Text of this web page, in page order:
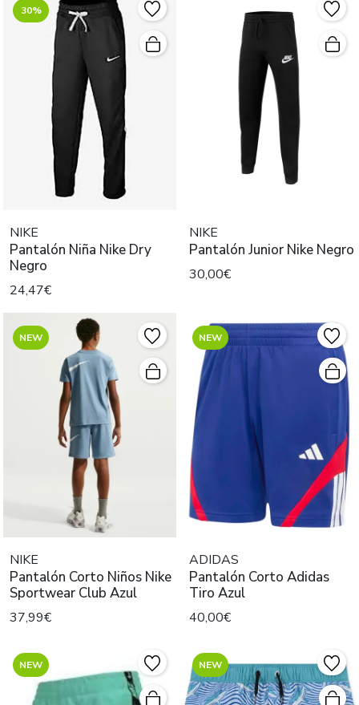
30%
NIKE
Pantalón Niña Nike Dry
Negro
24,47€
NIKE
Pantalón Junior Nike Negro
30,00€
NEW
NIKE
Pantalón Corto Niños Nike
Sportwear Club Azul
37,99€
NEW
ADIDAS
Pantalón Corto Adidas
Tiro Azul
40,00€
NEW NEW